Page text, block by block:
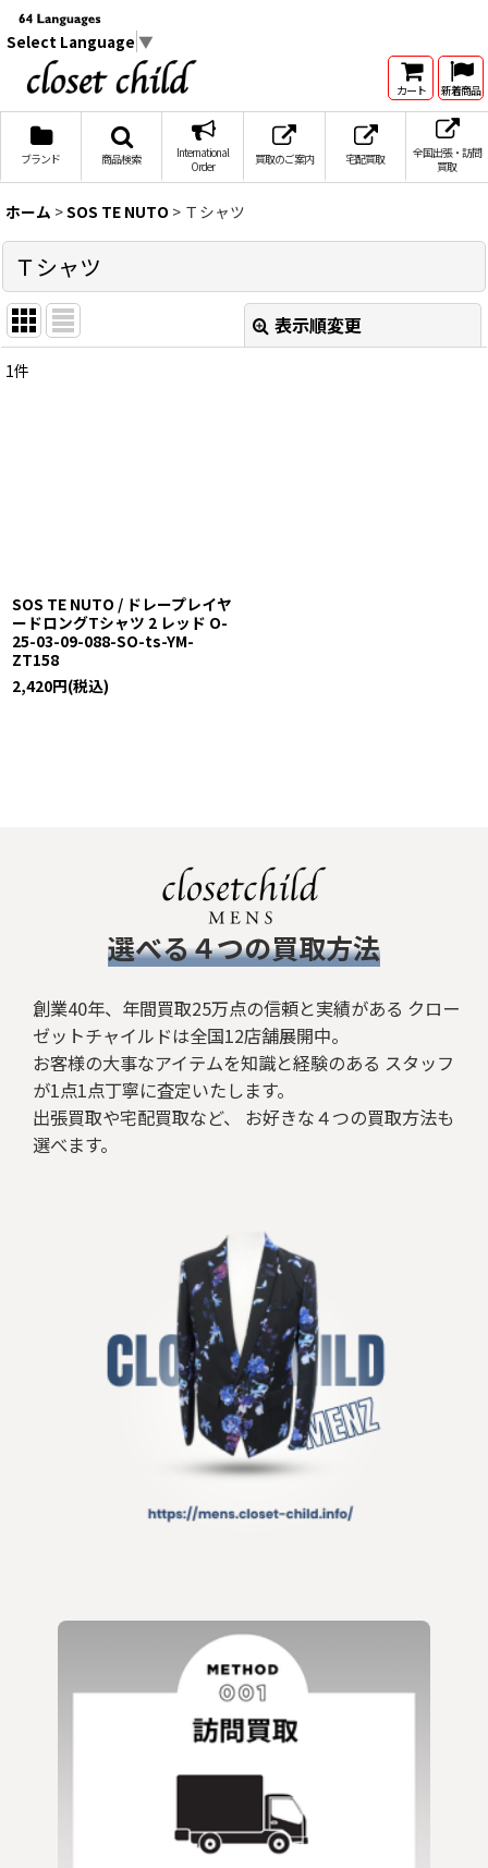
Select Language ▼
カート 新着商品
ブランド 商品検索
International
Order
買取のご案内 宅配買取
全国出張・訪問
買取
ホーム >SOS TE NUTO > Ｔシャツ
Ｔシャツ
表示順変更
表示数
1件
SOS TE NUTO / ドレープレイヤ
ードロングTシャツ 2 レッド O-
25-03-09-088-SO-ts-YM-
ZT158
2,420円(税込)
​選べる４つの買取方法
創業40年、年間買取25万点の信頼と実績がある クロー
ゼットチャイルドは全国12店舗展開中。
お客様の大事なアイテムを知識と経験のある スタッフ
が1点1点丁寧に査定いたします。
出張買取や宅配買取など、 お好きな４つの買取方法も
選べます。